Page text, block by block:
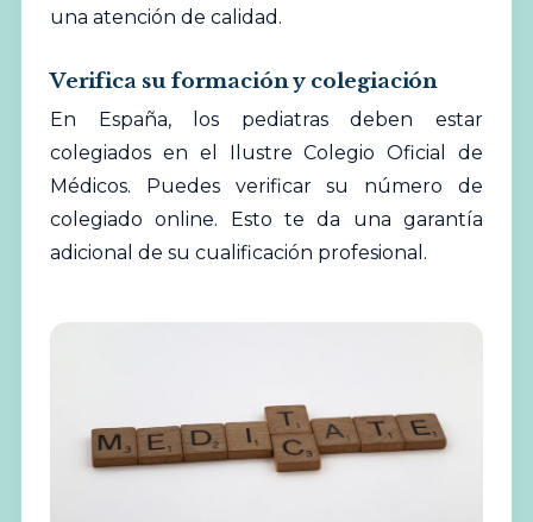
una atención de calidad.
Verifica su formación y colegiación
En España, los pediatras deben estar
colegiados en el Ilustre Colegio Oficial de
Médicos. Puedes verificar su número de
colegiado online. Esto te da una garantía
adicional de su cualificación profesional.